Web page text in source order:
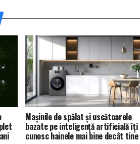
Mașinile de spălat și uscătoarele
bazate pe inteligență artificială îți
cunosc hainele mai bine decât tine